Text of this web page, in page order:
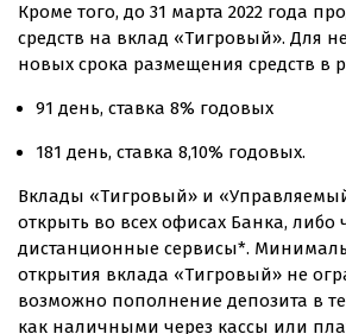
Кроме того, до 31 марта 2022 года
средств на вклад «Тигровый». Для
новых срока размещения средств в
91 день, ставка 8% годовых
181 день, ставка 8,10% годовых.
Вклады «Тигровый» и
открыть во всех офисах Банка, либо
дистанционные сервисы*.
открытия вклада «Тигровый» не
возможно пополнение депозита в
как наличными через кассы или